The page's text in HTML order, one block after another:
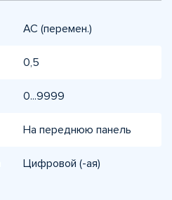
AC (перемен.)
0,5
0...9999
На переднюю панель
Цифровой (-ая)